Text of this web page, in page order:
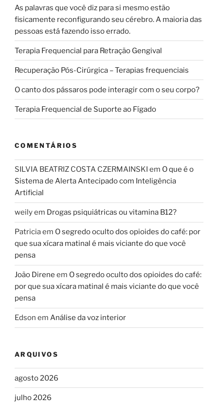
As palavras que você diz para si mesmo estão
fisicamente reconfigurando seu cérebro. A maioria das
pessoas está fazendo isso errado.
Terapia Frequencial para Retração Gengival
Recuperação Pós-Cirúrgica – Terapias frequenciais
O canto dos pássaros pode interagir com o seu corpo?
Terapia Frequencial de Suporte ao Fígado
COMENTÁRIOS
SILVIA BEATRIZ COSTA CZERMAINSKI em O que é o
Sistema de Alerta Antecipado com Inteligência
Artificial
weilyem Drogas psiquiátricas ou vitamina B12?
Patriciaem O segredo oculto dos opioides do café: por
que sua xícara matinal é mais viciante do que você
pensa
João Direne em O segredo oculto dos opioides do café:
por que sua xícara matinal é mais viciante do que você
pensa
Edson em Análise da voz interior
ARQUIVOS
agosto 2026
julho 2026